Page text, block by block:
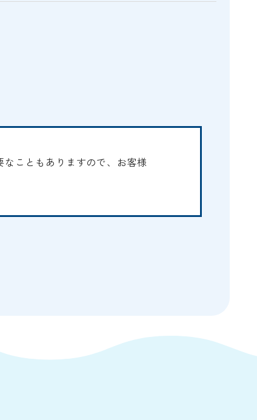
こともありますので、お客様